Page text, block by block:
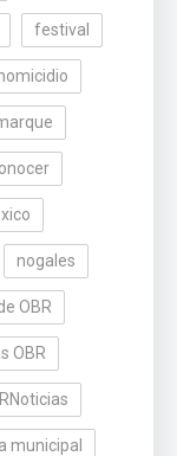
festival
homicidio
nogales
OBR
OBR
municipal